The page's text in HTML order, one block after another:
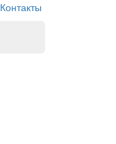
Контакты